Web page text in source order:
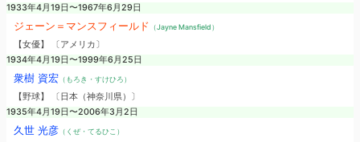
1933年4月19日〜1967年6月29日
ジェーン＝マンスフィールド （Jayne Mansfield）
【女優】 〔アメリカ〕
1934年4月19日〜1999年6月25日
衆樹 資宏（もろき・すけひろ）
【野球】 〔日本（神奈川県）〕
1935年4月19日〜2006年3月2日
久世 光彦（くぜ・てるひこ）